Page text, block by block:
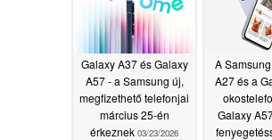
Galaxy A37 és Galaxy
A57 - a Samsung új,
megfizethető telefonjai
március 25-én
érkeznek 03/23/2026
A
A27 és a
Galaxy